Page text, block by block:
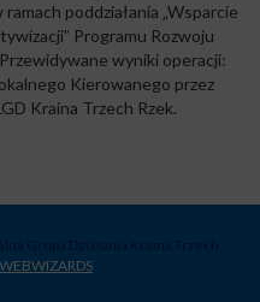
poddziałania „Wsparcie
Programu Rozwoju
wyniki operacji:
Kierowanego przez
Kraina Trzech Rzek.
WEBWIZARDS